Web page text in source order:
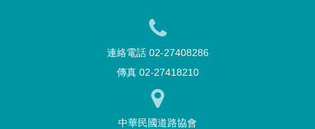
連絡電話 02-27408286
傳真 02-27418210
中華民國道路協會